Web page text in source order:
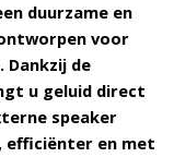
duurzame en
voor
de
u geluid direct
speaker
efficiënter en met